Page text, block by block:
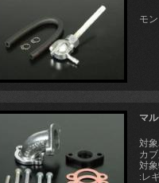
モ
マ
対
カ
対
:レ